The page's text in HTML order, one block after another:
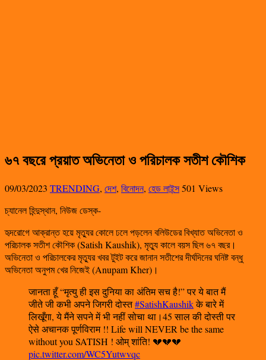
৬৭ বছরে প্রয়াত অভিনেতা ও পরিচালক সতীশ কৌশিক
09/03/2023 TRENDING, দেশ, বিনোদন, হেড লাইন্স501 Views
চ্যানেল হিন্দুস্থান, নিউজ ডেস্ক-
হৃদরোগে আক্রান্ত হয়ে মৃত্যুর কোলে ঢলে পড়লেন বলিউডের বিখ্যাত অভিনেতা ও
পরিচালক সতীশ কৌশিক (Satish Kaushik), মৃত্যু কালে বয়স ছিল ৬৭ বছর।
অভিনেতা ও পরিচালকের মৃত্যুর খবর টুইট করে জানান সতীশের দীর্ঘদিনের ঘনিষ্ট বন্ধু
অভিনেতা অনুপম খের নিজেই (Anupam Kher)।
जानता हूँ “मृत्यु ही इस दुनिया का अंतिम सच है!” पर ये बात मैं
जीते जी कभी अपने जिगरी दोस्त#SatishKaushikके बारे में
लिखूँगा, ये मैंने सपने में भी नहीं सोचा था।45 साल की दोस्ती पर
ऐसे अचानक पूर्णविराम !! Life will NEVER be the same
without you SATISH ! ओम् शांति! 💔💔💔
pic.twitter.com/WC5Yutwvqc